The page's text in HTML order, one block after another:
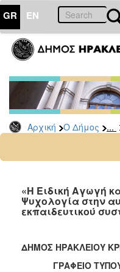
GR EN
Αρχική Ο Δήμος ...
ΔΗΜΟΣ
Δελτία
Τύπου
Αρχείο
2026
2024
2022
2021
«Η Ειδική Αγωγή
Ψυχολογία στην
εκπαιδευτικού
ΔΗΜΟΣ ΗΡΑΚΛΕΙΟΥ
ΓΡΑΦΕΙΟ